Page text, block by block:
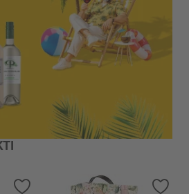
Pievienot vēlmju sarakstam